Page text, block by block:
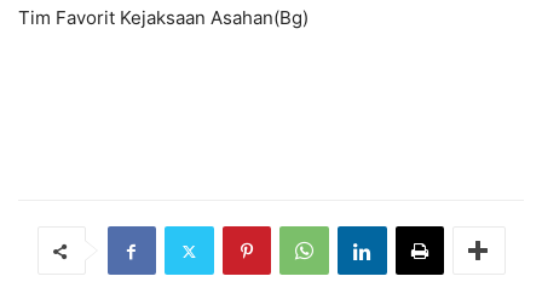
Tim Favorit Kejaksaan Asahan(Bg)